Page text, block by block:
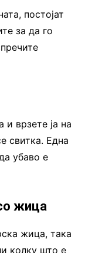
постојат
за да го
и врзете ја на
свитка. Една
убаво е
жица
жица, така
колку што е